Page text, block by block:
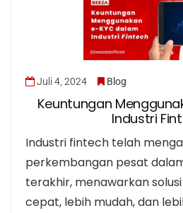
Juli 4, 2024 Blog
Keuntungan
Industri
Industri fintech telah
perkembangan pesat
terakhir, menawarkan
cepat, lebih mudah, dan